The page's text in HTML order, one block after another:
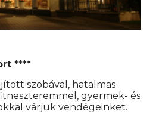
****
szobával, hatalmas
gyermek- és
várjuk vendégeinket.